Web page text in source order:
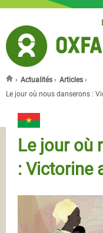
Vous êtes ici
› Actualités › Articles ›
Le jour où nous danserons :
Le jour où
: Victorine